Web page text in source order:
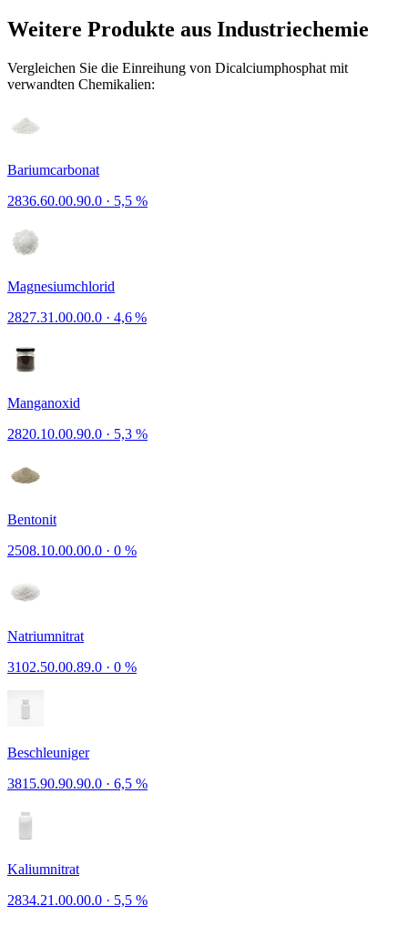
Weitere Produkte aus Industriechemie
Vergleichen Sie die Einreihung von Dicalciumphosphat mit
verwandten Chemikalien:
Bariumcarbonat
2836.60.00.90.0 · 5,5 %
Magnesiumchlorid
2827.31.00.00.0 · 4,6 %
Manganoxid
2820.10.00.90.0 · 5,3 %
Bentonit
2508.10.00.00.0 · 0 %
Natriumnitrat
3102.50.00.89.0 · 0 %
Beschleuniger
3815.90.90.90.0 · 6,5 %
Kaliumnitrat
2834.21.00.00.0 · 5,5 %